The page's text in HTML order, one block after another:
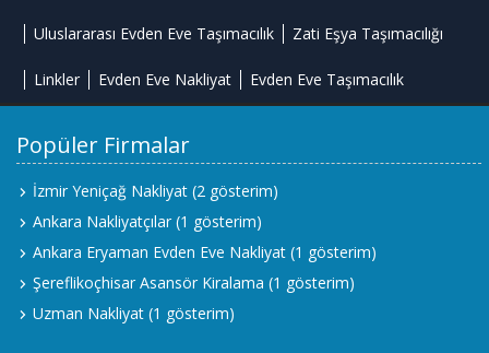
Uluslararası Evden Eve Taşımacılık Zati Eşya Taşımacılığı
Linkler Evden Eve Nakliyat Evden Eve Taşımacılık
Popüler Firmalar
İzmir Yeniçağ Nakliyat (2 gösterim)
Ankara Nakliyatçılar (1 gösterim)
Ankara Eryaman Evden Eve Nakliyat (1 gösterim)
Şereflikoçhisar Asansör Kiralama (1 gösterim)
Uzman Nakliyat (1 gösterim)